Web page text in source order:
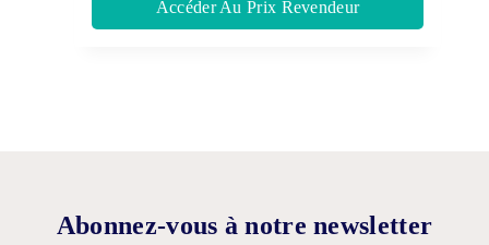
Accéder Au Prix Revendeur
Abonnez-vous à notre newsletter